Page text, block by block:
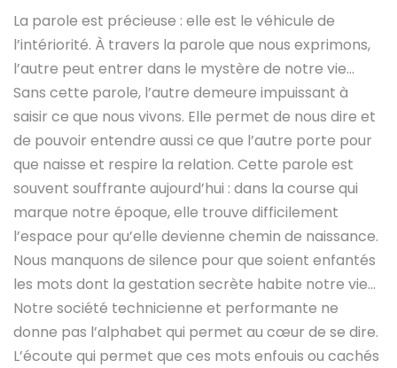
La parole est précieuse : elle est le véhicule de
l’intériorité. À travers la parole que nous exprimons,
l’autre peut entrer dans le mystère de notre vie…
Sans cette parole, l’autre demeure impuissant à
saisir ce que nous vivons. Elle permet de nous dire et
de pouvoir entendre aussi ce que l’autre porte pour
que naisse et respire la relation. Cette parole est
souvent souffrante aujourd’hui : dans la course qui
marque notre époque, elle trouve difficilement
l’espace pour qu’elle devienne chemin de naissance.
Nous manquons de silence pour que soient enfantés
les mots dont la gestation secrète habite notre vie…
Notre société technicienne et performante ne
donne pas l’alphabet qui permet au cœur de se dire.
L’écoute qui permet que ces mots enfouis ou cachés